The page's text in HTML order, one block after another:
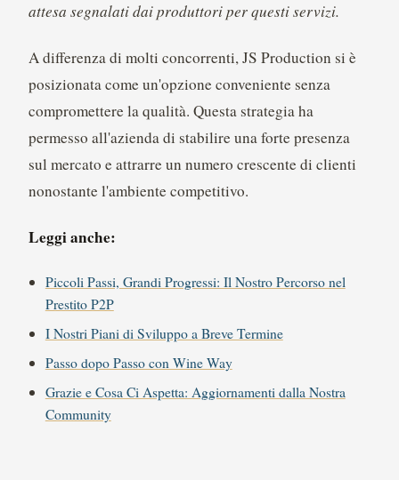
attesa segnalati dai produttori per questi servizi.
A differenza di molti concorrenti, JS Production si è
posizionata come un'opzione conveniente senza
compromettere la qualità. Questa strategia ha
permesso all'azienda di stabilire una forte presenza
sul mercato e attrarre un numero crescente di clienti
nonostante l'ambiente competitivo.
Leggi anche:
Piccoli Passi, Grandi Progressi: Il Nostro Percorso nel
Prestito P2P
I Nostri Piani di Sviluppo a Breve Termine
Passo dopo Passo con Wine Way
Grazie e Cosa Ci Aspetta: Aggiornamenti dalla Nostra
Community